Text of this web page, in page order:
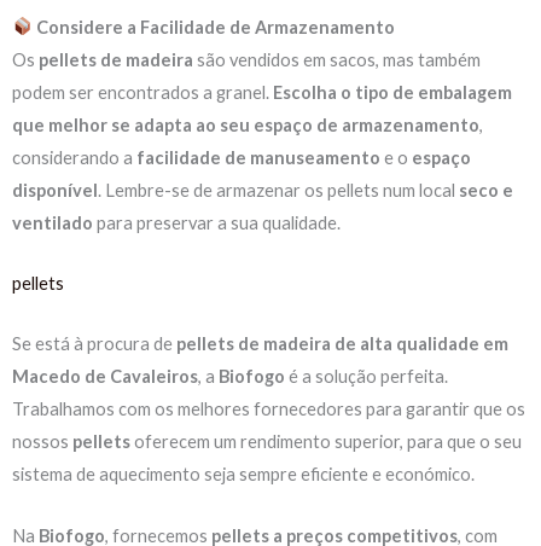
Considere a Facilidade de Armazenamento
Os pellets de madeira são vendidos em sacos, mas também
podem ser encontrados a granel. Escolha o tipo de embalagem
que melhor se adapta ao seu espaço de armazenamento,
considerando a facilidade de manuseamento e o espaço
disponível. Lembre-se de armazenar os pellets num local seco e
ventilado para preservar a sua qualidade.
pellets
Se está à procura de pellets de madeira de alta qualidade em
Macedo de Cavaleiros, a Biofogo é a solução perfeita.
Trabalhamos com os melhores fornecedores para garantir que os
nossos pelletsoferecem um rendimento superior, para que o seu
sistema de aquecimento seja sempre eficiente e económico.
Na Biofogo, fornecemos pellets a preços competitivos, com